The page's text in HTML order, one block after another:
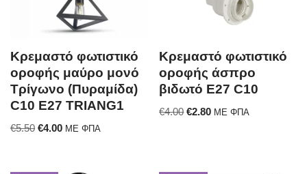
Κρεμαστό φωτιστικό
οροφής μαύρο μονό
Τρίγωνο (Πυραμίδα)
C10 Ε27 TRIANG1
€5.50 €4.00 ΜΕ ΦΠΑ
Κρεμαστό φωτιστικό
οροφής άσπρο
βιδωτό E27 C10
€4.00 €2.80 ΜΕ ΦΠΑ